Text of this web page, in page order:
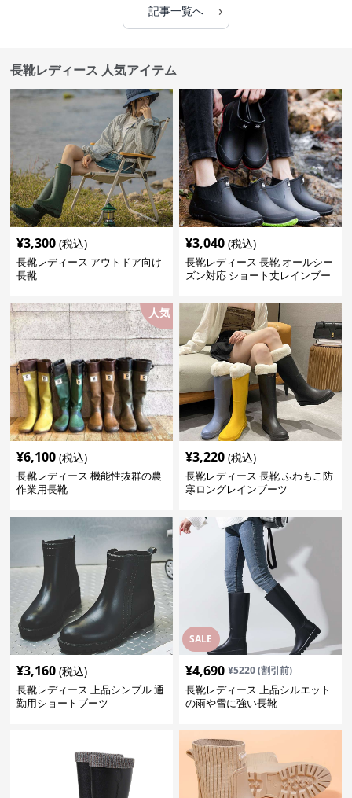
記事一覧へ ›
長靴レディース 人気アイテム
¥3,300 (税込)
長靴レディース アウトドア向け
長靴
¥3,040 (税込)
長靴レディース 長靴 オールシー
ズン対応 ショート丈レインブー
人気
¥6,100 (税込)
長靴レディース 機能性抜群の農
作業用長靴
¥3,220 (税込)
長靴レディース 長靴 ふわもこ防
寒ロングレインブーツ
¥3,160 (税込)
長靴レディース 上品シンプル 通
勤用ショートブーツ
SALE
¥4,690 ¥5220(割引前)
長靴レディース 上品シルエット
の雨や雪に強い長靴